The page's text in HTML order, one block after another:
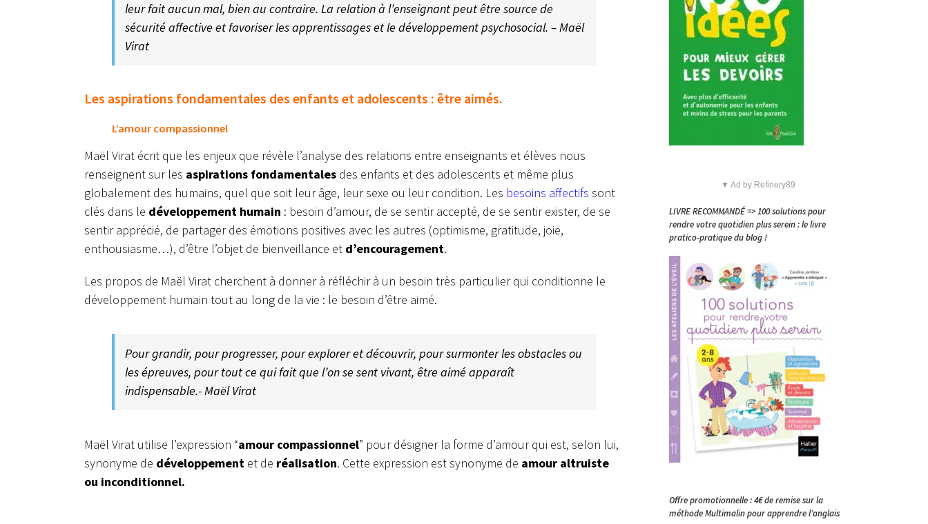
leur fait aucun mal, bien au contraire. La relation à l’enseignant peut être source de
sécurité affective et favoriser les apprentissages et le développement psychosocial. – Maël
Virat
Les aspirations fondamentales des enfants et adolescents : être aimés.
L’amour compassionnel
Maël Virat écrit que les enjeux que révèle l’analyse des relations entre enseignants et élèves nous
renseignent sur les aspirations fondamentales des enfants et des adolescents et même plus
globalement des humains, quel que soit leur âge, leur sexe ou leur condition. Les besoins affectifs sont
clés dans le développement humain : besoin d’amour, de se sentir accepté, de se sentir exister, de se
sentir apprécié, de partager des émotions positives avec les autres (optimisme, gratitude, joie,
enthousiasme…), d’être l’objet de bienveillance et d’encouragement.
Les propos de Maël Virat cherchent à donner à réfléchir à un besoin très particulier qui conditionne le
développement humain tout au long de la vie : le besoin d’être aimé.
Pour grandir, pour progresser, pour explorer et découvrir, pour surmonter les obstacles ou
les épreuves, pour tout ce qui fait que l’on se sent vivant, être aimé apparaît
indispensable.- Maël Virat
Maël Virat utilise l’expression “amour compassionnel” pour désigner la forme d’amour qui est, selon lui,
synonyme de développement et de réalisation. Cette expression est synonyme de amour altruiste
ou inconditionnel.
▼ Ad by Refinery89
LIVRE RECOMMANDÉ => 100 solutions pour
rendre votre quotidien plus serein : le livre
pratico-pratique du blog !
Offre promotionnelle : 4€ de remise sur la
méthode Multimalin pour apprendre l’anglais